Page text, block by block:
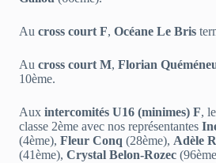
Au cross court F, Océane Le Bris
Au cross court M, Florian
10ème.
Aux intercomités U16 (minimes) F,
classe 2ème avec nos représentantes
(4ème), Fleur Conq (28ème), Adèle
(41ème), Crystal Belon-Rozec